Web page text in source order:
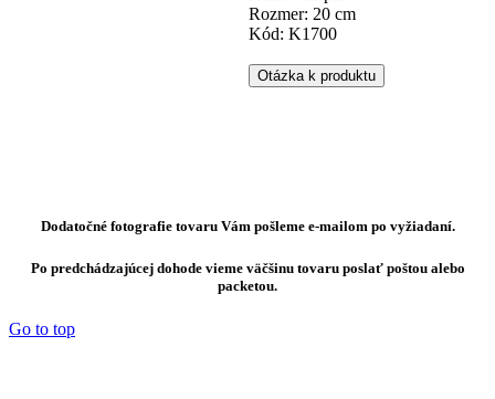
Rozmer: 20 cm
Kód: K1700
Otázka k produktu
Dodatočné fotografie tovaru Vám pošleme e-mailom po vyžiadaní.
Po predchádzajúcej dohode vieme väčšinu tovaru poslať poštou alebo
packetou.
Go to top